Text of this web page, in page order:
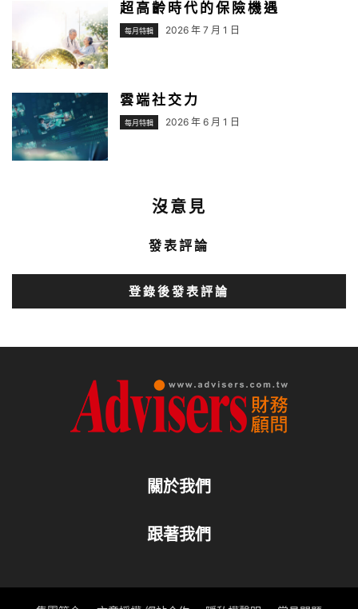
超高齡時代的保險機遇
每月特輯 2026 年 7 月 1 日
雲端社交力
每月特輯 2026 年 6 月 1 日
沒意見
發表評論
登錄後發表評論
關於我們
跟著我們